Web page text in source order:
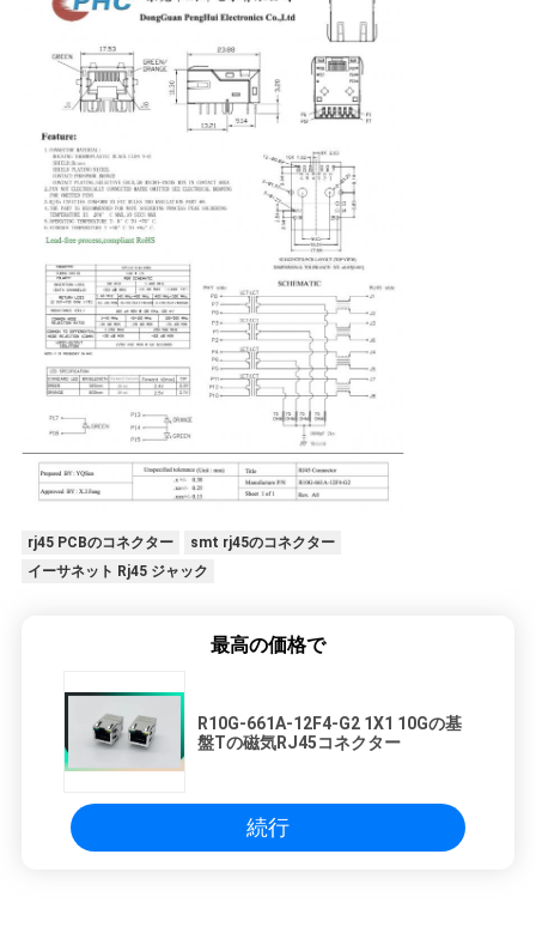
PRIVACY
POLICY
rj45 PCBのコネクター
smt rj45のコネクター
イーサネット Rj45 ジャック
最高の価格で
R10G-661A-12F4-G2 1X1 10Gの基
盤Tの磁気RJ45コネクター
続行